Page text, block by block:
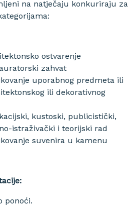
na natječaju konkuriraju za
ostvarenje
zahvat
uporabnog predmeta ili
ili dekorativnog
kustoski, publicistički,
istraživački i teorijski rad
suvenira u kamenu
ponoći.